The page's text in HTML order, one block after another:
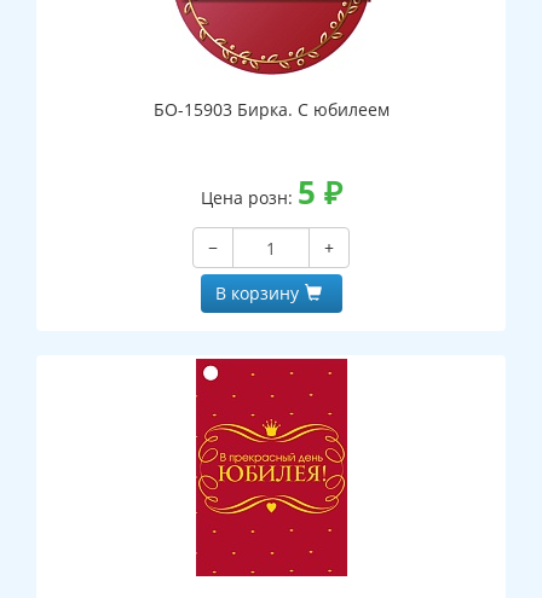
БО-15903 Бирка. С юбилеем
Цена розн: 5 ₽
−
+
В корзину